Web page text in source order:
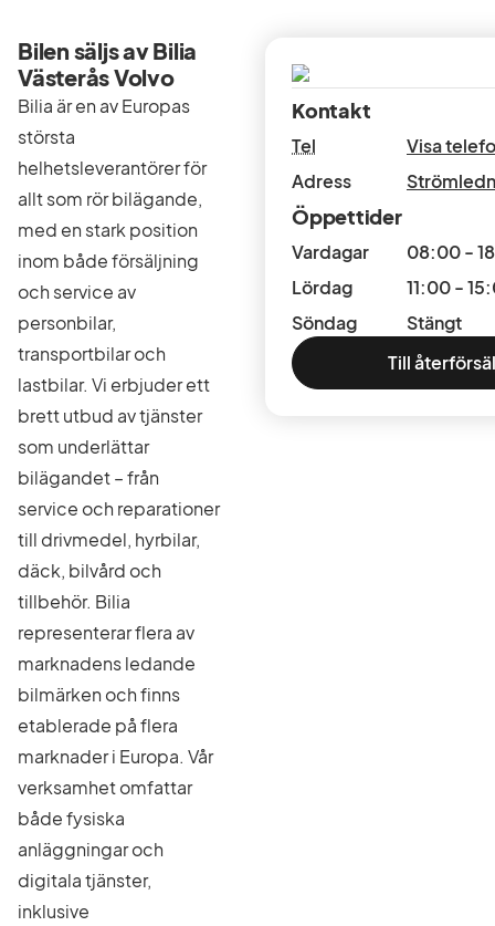
Bilen säljs av Bilia
Västerås Volvo
Bilia är en av Europas
största
helhetsleverantörer för
allt som rör bilägande,
med en stark position
inom både försäljning
och service av
personbilar,
transportbilar och
lastbilar. Vi erbjuder ett
brett utbud av tjänster
som underlättar
bilägandet – från
service och reparationer
till drivmedel, hyrbilar,
däck, bilvård och
tillbehör. Bilia
representerar flera av
marknadens ledande
bilmärken och finns
etablerade på flera
marknader i Europa. Vår
verksamhet omfattar
både fysiska
anläggningar och
digitala tjänster,
inklusive
Kontakt
Tel
Visa
Adress
Öppettider
Vardagar
08:00 -
Lördag
11:00 -
Söndag
Stängt
Till